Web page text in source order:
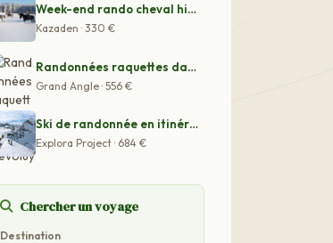
Week-end rando cheval hiver en Alsace
Kazaden · 330 €
Randonnées raquettes dans le Dévoluy
Grand Angle · 556 €
Ski de randonnée en itinérance sur les crêtes franco-it
Explora Project · 684 €
Chercher un voyage
Destination